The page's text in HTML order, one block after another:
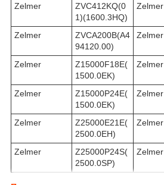
Zelmer
ZVC412KQ(0
1)(1600.3HQ)
Zelmer
Zelmer
ZVCA200B(A4
94120.00)
Zelmer
Zelmer
Z15000F18E(
1500.0EK)
Zelmer
Zelmer
Z15000P24E(
1500.0EK)
Zelmer
Zelmer
Z25000E21E(
2500.0EH)
Zelmer
Zelmer
Z25000P24S(
2500.0SP)
Zelmer